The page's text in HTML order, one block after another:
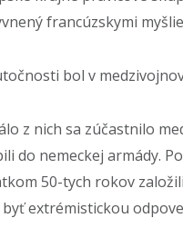
francúzskymi
bol v
z nich sa zúčastnilo
do nemeckej armády.
50-tych rokov
byť extrémistickou